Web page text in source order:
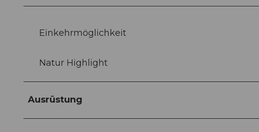
Einkehrmöglichkeit
Natur Highlight
Ausrüstung